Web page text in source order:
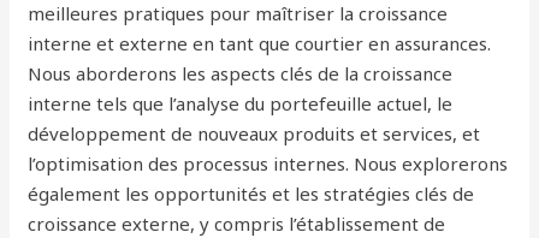
meilleures pratiques pour maîtriser la croissance
interne et externe en tant que courtier en assurances.
Nous aborderons les aspects clés de la croissance
interne tels que l’analyse du portefeuille actuel, le
développement de nouveaux produits et services, et
l’optimisation des processus internes. Nous explorerons
également les opportunités et les stratégies clés de
croissance externe, y compris l’établissement de